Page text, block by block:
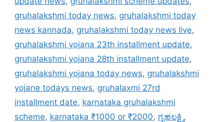
gruhalakshmi today news, gruhalakshmi today
news kannada, gruhalakshmi today news live,
gruhalakshmi yojana 23th installment update,
gruhalakshmi yojana 28th installment update,
gruhalakshmi yojana today news, gruhalakshmi
yojane todays news, gruhalaxmi 27rd
installment date, karnataka gruhalakshmi
scheme, karnataka ₹1000 or ₹2000, ಗೃಹಲಕ್ಷ್ಮಿ ,